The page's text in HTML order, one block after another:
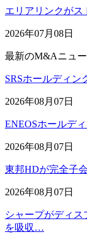
エリアリンクが
2026年07月08日
最新のM&Aニュ
SRSホールディ
2026年08月07日
ENEOSホールデ
2026年08月07日
東邦HDが完全子
2026年08月07日
シャープがディ
を吸収…